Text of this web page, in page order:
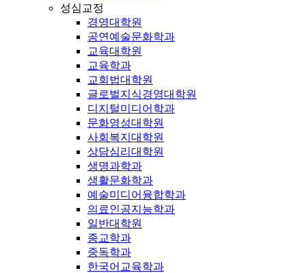
성심교정
경영대학원
공연예술문화학과
교육대학원
교육학과
교회법대학원
글로벌지식경영대학원
디지털미디어학과
문화영성대학원
사회복지대학원
상담심리대학원
생명과학과
생활문화학과
예술미디어융합학과
의료인공지능학과
일반대학원
종교학과
중독학과
한국어교육학과